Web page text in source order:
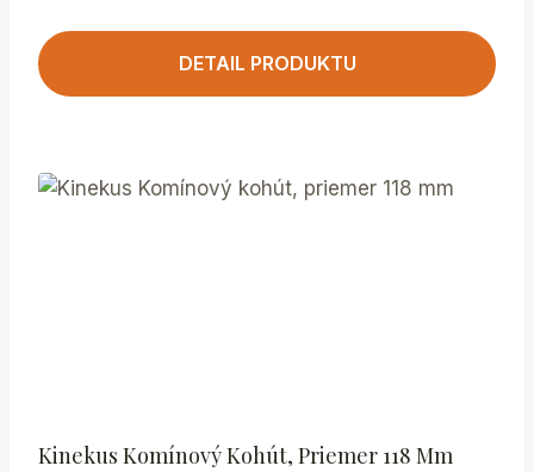
DETAIL PRODUKTU
Kinekus Komínový Kohút, Priemer 118 Mm